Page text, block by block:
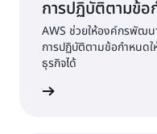
การปฏิบัติตามข้อ
AWS ช่วยให้องค์กรพัฒ
การปฏิบัติตามข้อกำหนด
ธุรกิจได้